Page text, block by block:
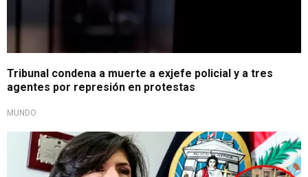
Tribunal condena a muerte a exjefe policial y a tres
agentes por represión en protestas
MUNDO
Defensa institucional